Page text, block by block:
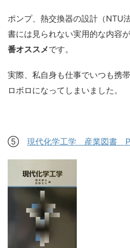
ポンプ、熱交換器の設計（NTU
書には見られない実用的な内容
番オススメです。
実際、私自身も仕事でいつも携
ロボロになってしまいました。
⑤ 現代化学工学 産業図書